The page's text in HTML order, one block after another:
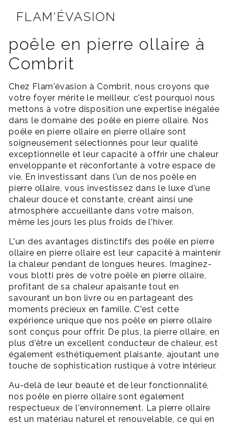
FLAM'ÉVASION
poêle en pierre ollaire à
Combrit
Chez Flam'évasion à Combrit, nous croyons que
votre foyer mérite le meilleur, c'est pourquoi nous
mettons à votre disposition une expertise inégalée
dans le domaine des poêle en pierre ollaire. Nos
poêle en pierre ollaire en pierre ollaire sont
soigneusement sélectionnés pour leur qualité
exceptionnelle et leur capacité à offrir une chaleur
enveloppante et réconfortante à votre espace de
vie. En investissant dans l'un de nos poêle en
pierre ollaire, vous investissez dans le luxe d'une
chaleur douce et constante, créant ainsi une
atmosphère accueillante dans votre maison,
même les jours les plus froids de l'hiver.
L'un des avantages distinctifs des poêle en pierre
ollaire en pierre ollaire est leur capacité à maintenir
la chaleur pendant de longues heures. Imaginez-
vous blotti près de votre poêle en pierre ollaire,
profitant de sa chaleur apaisante tout en
savourant un bon livre ou en partageant des
moments précieux en famille. C'est cette
expérience unique que nos poêle en pierre ollaire
sont conçus pour offrir. De plus, la pierre ollaire, en
plus d'être un excellent conducteur de chaleur, est
également esthétiquement plaisante, ajoutant une
touche de sophistication rustique à votre intérieur.
Au-delà de leur beauté et de leur fonctionnalité,
nos poêle en pierre ollaire sont également
respectueux de l'environnement. La pierre ollaire
est un matériau naturel et renouvelable, ce qui en